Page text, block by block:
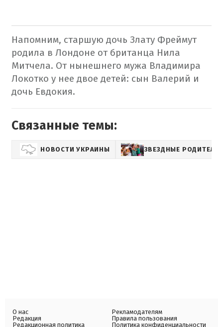
Напомним, старшую дочь Злату Фреймут
родила в Лондоне от британца Нила
Митчела. От нынешнего мужа Владимира
Локотко у нее двое детей: сын Валерий и
дочь Евдокия.
Связанные темы:
НОВОСТИ УКРАИНЫ ЗВЕЗДНЫЕ РОДИТЕЛИ
О нас
Редакция
Редакционная политика
Рекламодателям
Правила пользования
Политика конфиденциальности